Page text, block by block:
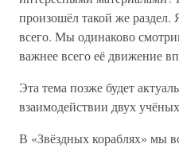
произошёл такой же раздел.
всего. Мы одинаково
важнее всего её движение
Эта тема позже будет
взаимодействии двух
В «Звёздных кораблях» мы